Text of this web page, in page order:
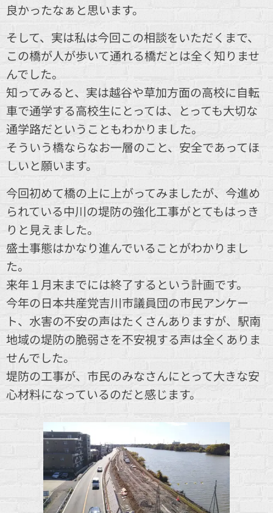
良かったなぁと思います。
そして、実は私は今回この相談をいただくまで、
この橋が人が歩いて通れる橋だとは全く知りませ
んでした。
知ってみると、実は越谷や草加方面の高校に自転
車で通学する高校生にとっては、とっても大切な
通学路だということもわかりました。
そういう橋ならなお一層のこと、安全であってほ
しいと願います。
今回初めて橋の上に上がってみましたが、今進め
られている中川の堤防の強化工事がとてもはっき
りと見えました。
盛土事態はかなり進んでいることがわかりまし
た。
来年１月末までには終了するという計画です。
今年の日本共産党吉川市議員団の市民アンケー
ト、水害の不安の声はたくさんありますが、駅南
地域の堤防の脆弱さを不安視する声は全くありま
せんでした。
堤防の工事が、市民のみなさんにとって大きな安
心材料になっているのだと感じます。